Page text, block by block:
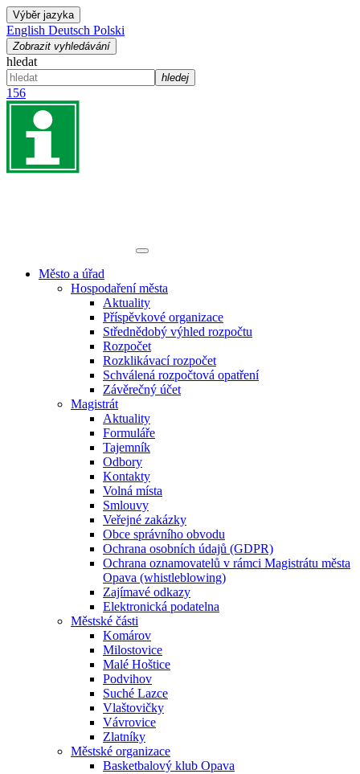
Výběr jazyka
English Deutsch Polski
Zobrazit vyhledávání
hledat
hledej
156
Město a úřad
Hospodaření města
Aktuality
Příspěvkové organizace
Střednědobý výhled rozpočtu
Rozpočet
Rozklikávací rozpočet
Schválená rozpočtová opatření
Závěrečný účet
Magistrát
Aktuality
Formuláře
Tajemník
Odbory
Kontakty
Volná místa
Smlouvy
Veřejné zakázky
Obce správního obvodu
Ochrana osobních údajů (GDPR)
Ochrana oznamovatelů v rámci Magistrátu města
Opava (whistleblowing)
Zajímavé odkazy
Elektronická podatelna
Městské části
Komárov
Milostovice
Malé Hoštice
Podvihov
Suché Lazce
Vlaštovičky
Vávrovice
Zlatníky
Městské organizace
Basketbalový klub Opava